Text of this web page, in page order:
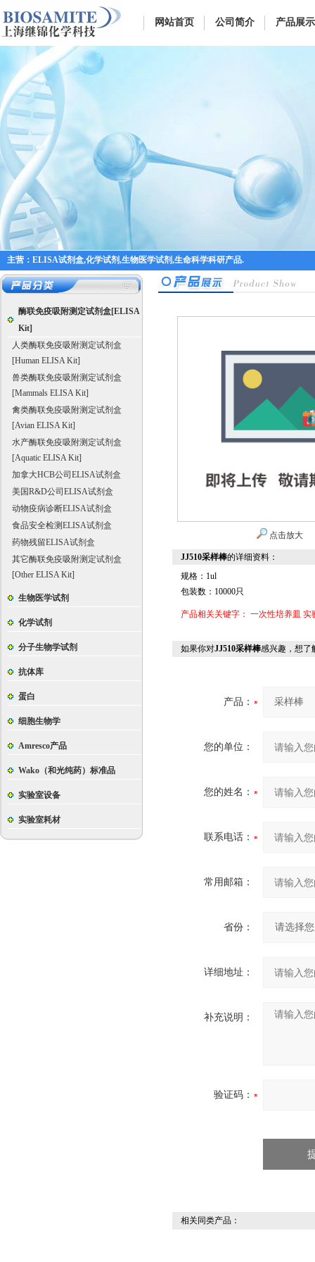
网站首页 公司简介 产品展示
主营：ELISA试剂盒,化学试剂,生物医学试剂,生命科学科研产品.
酶联免疫吸附测定试剂盒[ELISA
Kit]
人类酶联免疫吸附测定试剂盒
[Human ELISA Kit]
兽类酶联免疫吸附测定试剂盒
[Mammals ELISA Kit]
禽类酶联免疫吸附测定试剂盒
[Avian ELISA Kit]
水产酶联免疫吸附测定试剂盒
[Aquatic ELISA Kit]
加拿大HCB公司ELISA试剂盒
美国R&D公司ELISA试剂盒
动物疫病诊断ELISA试剂盒
食品安全检测ELISA试剂盒
药物残留ELISA试剂盒
其它酶联免疫吸附测定试剂盒
[Other ELISA Kit]
生物医学试剂
化学试剂
分子生物学试剂
抗体库
蛋白
细胞生物学
Amresco产品
Wako（和光纯药）标准品
实验室设备
实验室耗材
点击放大
JJ510采样棒的详细资料：
规格：1ul
包装数：10000只
产品相关关键字： 一次性培养皿 实
如果你对JJ510采样棒感兴趣，想了
产品：
您的单位：
您的姓名：
联系电话：
常用邮箱：
省份：
详细地址：
补充说明：
验证码：
相关同类产品：